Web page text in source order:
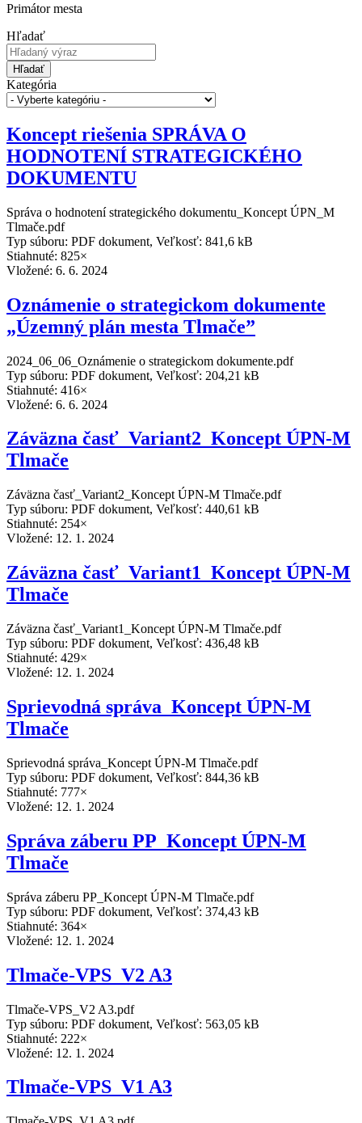
Primátor mesta
Hľadať
Hľadať
Kategória
Koncept riešenia SPRÁVA O
HODNOTENÍ STRATEGICKÉHO
DOKUMENTU
Správa o hodnotení strategického dokumentu_Koncept ÚPN_M
Tlmače.pdf
Typ súboru: PDF dokument, Veľkosť: 841,6 kB
Stiahnuté: 825×
Vložené: 6. 6. 2024
Oznámenie o strategickom dokumente
„Územný plán mesta Tlmače”
2024_06_06_Oznámenie o strategickom dokumente.pdf
Typ súboru: PDF dokument, Veľkosť: 204,21 kB
Stiahnuté: 416×
Vložené: 6. 6. 2024
Záväzna časť_Variant2_Koncept ÚPN-M
Tlmače
Záväzna časť_Variant2_Koncept ÚPN-M Tlmače.pdf
Typ súboru: PDF dokument, Veľkosť: 440,61 kB
Stiahnuté: 254×
Vložené: 12. 1. 2024
Záväzna časť_Variant1_Koncept ÚPN-M
Tlmače
Záväzna časť_Variant1_Koncept ÚPN-M Tlmače.pdf
Typ súboru: PDF dokument, Veľkosť: 436,48 kB
Stiahnuté: 429×
Vložené: 12. 1. 2024
Sprievodná správa_Koncept ÚPN-M
Tlmače
Sprievodná správa_Koncept ÚPN-M Tlmače.pdf
Typ súboru: PDF dokument, Veľkosť: 844,36 kB
Stiahnuté: 777×
Vložené: 12. 1. 2024
Správa záberu PP_Koncept ÚPN-M
Tlmače
Správa záberu PP_Koncept ÚPN-M Tlmače.pdf
Typ súboru: PDF dokument, Veľkosť: 374,43 kB
Stiahnuté: 364×
Vložené: 12. 1. 2024
Tlmače-VPS_V2 A3
Tlmače-VPS_V2 A3.pdf
Typ súboru: PDF dokument, Veľkosť: 563,05 kB
Stiahnuté: 222×
Vložené: 12. 1. 2024
Tlmače-VPS_V1 A3